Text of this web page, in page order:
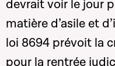
devrait voir le jour
matière d’asile et
loi 8694 prévoit la
pour la rentrée